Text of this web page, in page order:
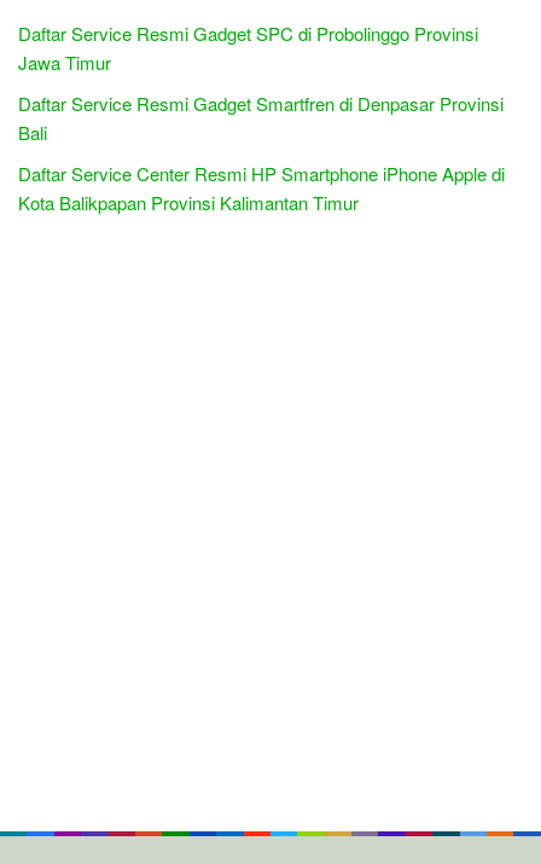
Daftar Service Resmi Gadget SPC di Probolinggo Provinsi
Jawa Timur
Daftar Service Resmi Gadget Smartfren di Denpasar Provinsi
Bali
Daftar Service Center Resmi HP Smartphone iPhone Apple di
Kota Balikpapan Provinsi Kalimantan Timur